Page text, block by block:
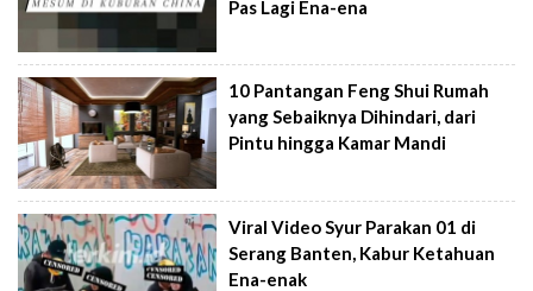
Pas Lagi Ena-ena
10 Pantangan Feng Shui Rumah
yang Sebaiknya Dihindari, dari
Pintu hingga Kamar Mandi
Viral Video Syur Parakan 01 di
Serang Banten, Kabur Ketahuan
Ena-enak